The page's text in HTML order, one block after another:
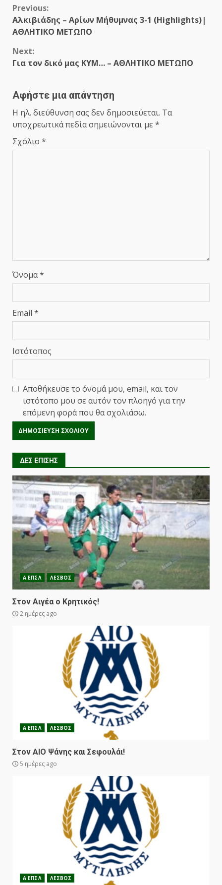
Continue
Reading
Previous:
Αλκιβιάδης – Αρίων Μήθυμνας 3-1 (Highlights)|
ΑΘΛΗΤΙΚΟ ΜΕΤΩΠΟ
Next:
Για τον δικό μας ΚΥΜ… – ΑΘΛΗΤΙΚΟ ΜΕΤΩΠΟ
Αφήστε μια απάντηση
Η ηλ. διεύθυνση σας δεν δημοσιεύεται. Τα
υποχρεωτικά πεδία σημειώνονται με *
Σχόλιο *
Όνομα*
Email *
Ιστότοπος
Αποθήκευσε το όνομά μου, email, και τον
ιστότοπο μου σε αυτόν τον πλοηγό για την
επόμενη φορά που θα σχολιάσω.
ΔΕΣ ΕΠΙΣΗΣ
Α ΕΠΣΛ ΛΕΣΒΟΣ
Στον Αιγέα ο Κρητικός!
2 ημέρες ago
Α ΕΠΣΛ ΛΕΣΒΟΣ
Στον ΑΙΟ Ψάνης και Σεφουλάι!
5 ημέρες ago
Α ΕΠΣΛ ΛΕΣΒΟΣ